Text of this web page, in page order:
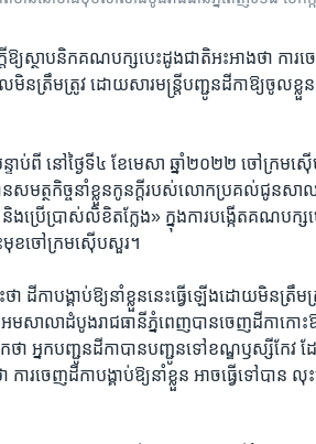
ឱ្យ​ស្ថាបនិក​គណបក្ស​បេះដូង​ជាតិ​អះអាង​ថា ​ការ​
មិន​ត្រឹមត្រូវ ​ដោយសារ​មន្រ្តី​បញ្ជូន​ដីកា​ឱ្យ​ចូល​
ាប់​ពី​ នៅ​ថ្ងៃ​ទី​៤ ​ខែ​មេសា ​ឆ្នាំ​២០២២​ ចៅក្រម​ស៊
ាន​សមត្ថកិច្ច​នាំ​ខ្លួន​កូន​ក្តី​របស់​លោក​ប្រគល់​ជូន​សា
ង​ប្រើប្រាស់​លិខិត​ក្លែង» ​ក្នុង​ការបង្កើត​គណបក្
ខ​ចៅក្រម​ស៊ើបសួរ។​
ា ​ដីកា​បង្គាប់​ឱ្យ​នាំ​ខ្លួន​នេះ​ធ្វើ​ឡើង​ដោយ​មិន​ត្រឹ
ម​សាលា​ដំបូង​រាជធានី​ភ្នំពេញ​បាន​ចេញ​ដីកា​កោ
ា​ អ្នក​បញ្ជូន​ដីកា​បាន​បញ្ជូន​ទៅ​ខណ្ឌ​ឫស្សីកែវ​ ដ
រ​ចេញ​ដីកា​បង្គាប់​ឱ្យ​នាំ​ខ្លួន​ អាច​ធ្វើ​ទៅ​បាន​ លុ